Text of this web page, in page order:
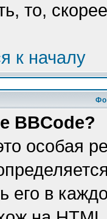
то,
к началу
BBCode?
особая
его в